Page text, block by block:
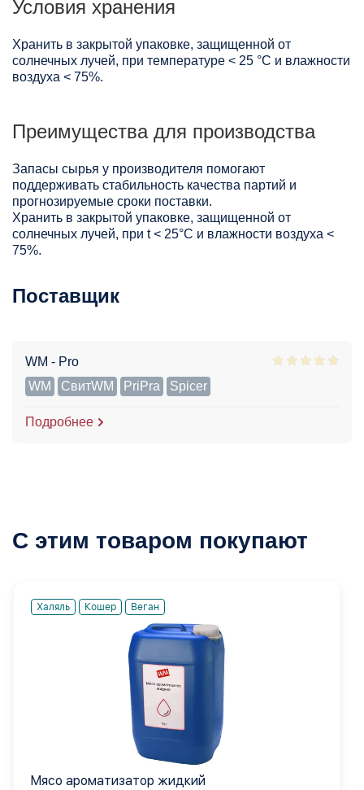
Условия хранения
Хранить в закрытой упаковке, защищенной от
солнечных лучей, при температуре < 25 °C и влажности
воздуха < 75%.
Преимущества для производства
Запасы сырья у производителя помогают
поддерживать стабильность качества партий и
прогнозируемые сроки поставки.
Хранить в закрытой упаковке, защищенной от
солнечных лучей, при t < 25°С и влажности воздуха <
75%.
Поставщик
WM - Pro
WM
СвитWM PriPra Spicer
Подробнее
С этим товаром покупают
Халяль Кошер Веган
Мясо ароматизатор жидкий